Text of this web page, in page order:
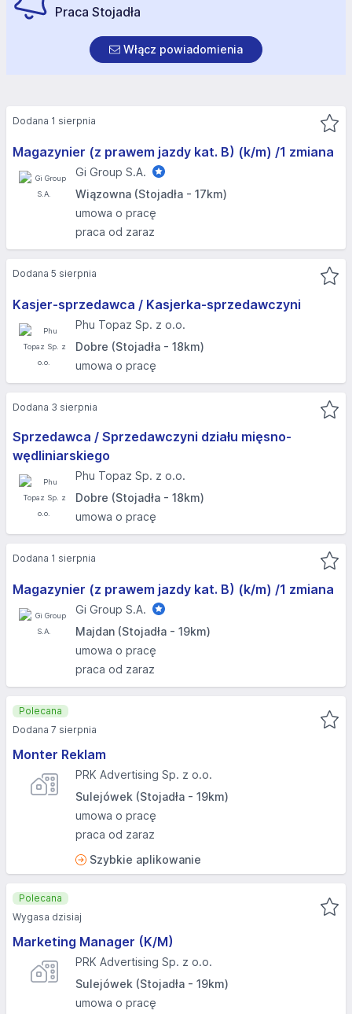
Praca Stojadła
Włącz powiadomienia
Magazynier (z prawem jazdy kat. B) (k/m) /1 zmiana
Gi Group S.A.
Wiązowna (Stojadła - 17km)
umowa o pracę
praca od zaraz
Dodana 1 sierpnia
Kasjer-sprzedawca / Kasjerka-sprzedawczyni
Phu Topaz Sp. z o.o.
Dobre (Stojadła - 18km)
umowa o pracę
Dodana 5 sierpnia
Sprzedawca / Sprzedawczyni działu mięsno-
wędliniarskiego
Phu Topaz Sp. z o.o.
Dobre (Stojadła - 18km)
umowa o pracę
Dodana 3 sierpnia
Magazynier (z prawem jazdy kat. B) (k/m) /1 zmiana
Gi Group S.A.
Majdan (Stojadła - 19km)
umowa o pracę
praca od zaraz
Dodana 1 sierpnia
Monter Reklam
PRK Advertising Sp. z o.o.
Sulejówek (Stojadła - 19km)
umowa o pracę
praca od zaraz
Szybkie aplikowanie
Polecana
Dodana 7 sierpnia
Marketing Manager (K/M)
PRK Advertising Sp. z o.o.
Sulejówek (Stojadła - 19km)
umowa o pracę
Polecana
Wygasa dzisiaj